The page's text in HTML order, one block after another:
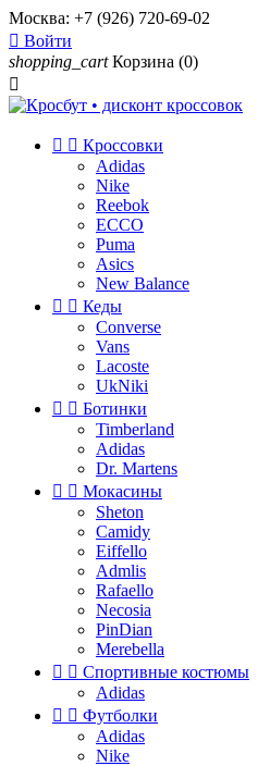
Москва: +7 (926) 720-69-02
 Войти
shopping_cart Корзина (0)

  Кроссовки
Adidas
Nike
Reebok
ECCO
Puma
Asics
New Balance
  Кеды
Converse
Vans
Lacoste
UkNiki
  Ботинки
Timberland
Adidas
Dr. Martens
  Мокасины
Sheton
Camidy
Eiffello
Admlis
Rafaello
Necosia
PinDian
Merebella
  Спортивные костюмы
Adidas
  Футболки
Adidas
Nike